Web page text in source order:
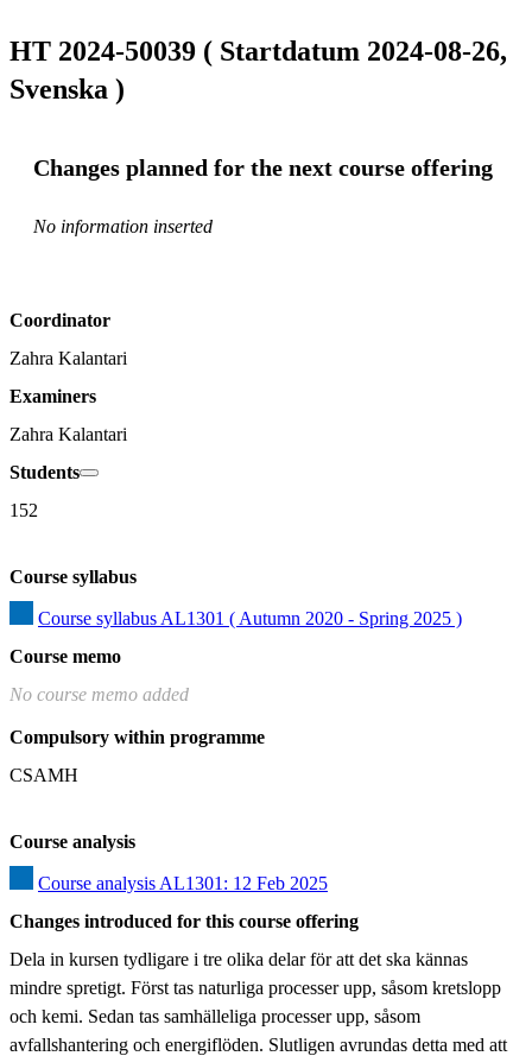
HT 2024-50039 ( Startdatum 2024-08-26,
Svenska )
Changes planned for the next course offering
No information inserted
Coordinator
Zahra Kalantari
Examiners
Zahra Kalantari
Students
152
Course syllabus
Course syllabus AL1301 ( Autumn 2020 - Spring 2025 )
Course memo
No course memo added
Compulsory within programme
CSAMH
Course analysis
Course analysis AL1301: 12 Feb 2025
Changes introduced for this course offering
Dela in kursen tydligare i tre olika delar för att det ska kännas
mindre spretigt. Först tas naturliga processer upp, såsom kretslopp
och kemi. Sedan tas samhälleliga processer upp, såsom
avfallshantering och energiflöden. Slutligen avrundas detta med att